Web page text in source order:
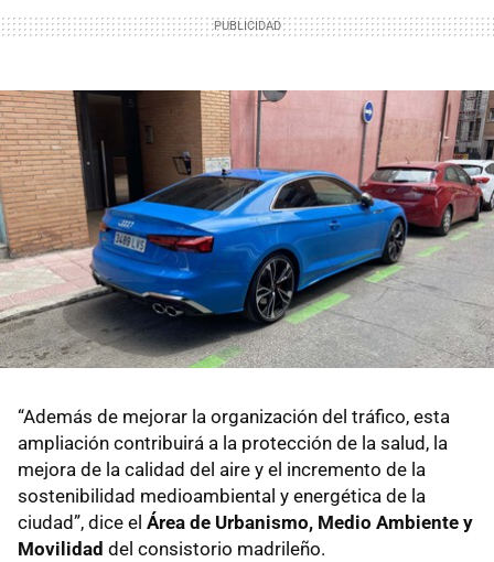
“Además de mejorar la organización del tráfico, esta
ampliación contribuirá a la protección de la salud, la
mejora de la calidad del aire y el incremento de la
sostenibilidad medioambiental y energética de la
ciudad”, dice el Área de Urbanismo, Medio Ambiente y
Movilidad del consistorio madrileño.